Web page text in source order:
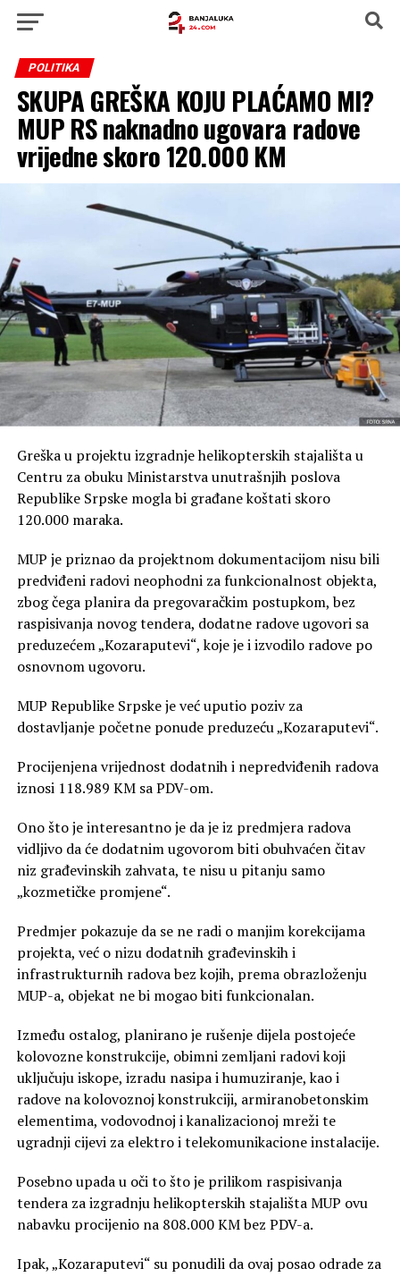
POLITIKA
SKUPA GREŠKA KOJU PLAĆAMO MI?
MUP RS naknadno ugovara radove
vrijedne skoro 120.000 KM
Greška u projektu izgradnje helikopterskih stajališta u
Centru za obuku Ministarstva unutrašnjih poslova
Republike Srpske mogla bi građane koštati skoro
120.000 maraka.
MUP je priznao da projektnom dokumentacijom nisu bili
predviđeni radovi neophodni za funkcionalnost objekta,
zbog čega planira da pregovaračkim postupkom, bez
raspisivanja novog tendera, dodatne radove ugovori sa
preduzećem „Kozaraputevi“, koje je i izvodilo radove po
osnovnom ugovoru.
MUP Republike Srpske je već uputio poziv za
dostavljanje početne ponude preduzeću „Kozaraputevi“.
Procijenjena vrijednost dodatnih i nepredviđenih radova
iznosi 118.989 KM sa PDV-om.
Ono što je interesantno je da je iz predmjera radova
vidljivo da će dodatnim ugovorom biti obuhvaćen čitav
niz građevinskih zahvata, te nisu u pitanju samo
„kozmetičke promjene“.
Predmjer pokazuje da se ne radi o manjim korekcijama
projekta, već o nizu dodatnih građevinskih i
infrastrukturnih radova bez kojih, prema obrazloženju
MUP-a, objekat ne bi mogao biti funkcionalan.
Između ostalog, planirano je rušenje dijela postojeće
kolovozne konstrukcije, obimni zemljani radovi koji
uključuju iskope, izradu nasipa i humuziranje, kao i
radove na kolovoznoj konstrukciji, armiranobetonskim
elementima, vodovodnoj i kanalizacionoj mreži te
ugradnji cijevi za elektro i telekomunikacione instalacije.
Posebno upada u oči to što je prilikom raspisivanja
tendera za izgradnju helikopterskih stajališta MUP ovu
nabavku procijenio na 808.000 KM bez PDV-a.
Ipak, „Kozaraputevi“ su ponudili da ovaj posao odrade za